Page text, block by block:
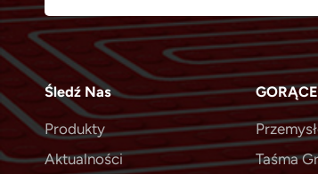
Śledź Nas
Produkty
Aktualności
Taśma